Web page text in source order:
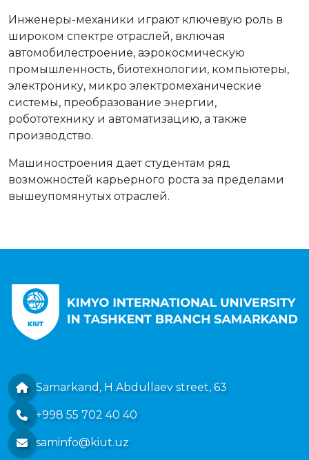
Инженеры-механики играют ключевую роль в
широком спектре отраслей, включая
автомобилестроение, аэрокосмическую
промышленность, биотехнологии, компьютеры,
электронику, микро электромеханические
системы, преобразование энергии,
робототехнику и автоматизацию, а также
производство.
Машиностроения дает студентам ряд
возможностей карьерного роста за пределами
вышеупомянутых отраслей.
Samarkand, H.Abdullaev street, 63
+998 55 702 40 40
saminfo@kiut.uz